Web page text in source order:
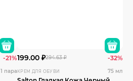
-21%
1 пара
199.00 ₽294.63 ₽ -32%
КРЕМ ДЛЯ ОБУВИ 75 мл